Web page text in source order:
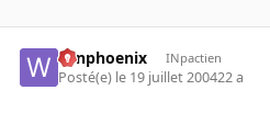
winphoenix INpactien
Posté(e) le 19 juillet 200422 a